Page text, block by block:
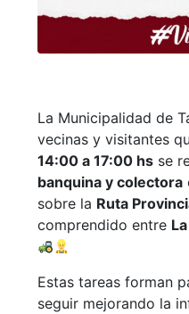
La Municipalidad de
vecinas y visitantes
14:00 a 17:00 hsse
banquina y colectora
sobre la Ruta
comprendido entre
Estas tareas forman
seguir mejorando la